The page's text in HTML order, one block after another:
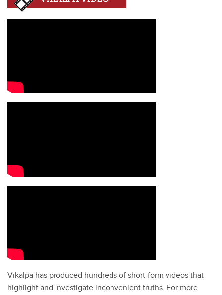
Vikalpa has produced hundreds of short-form videos that
highlight and investigate inconvenient truths. For more